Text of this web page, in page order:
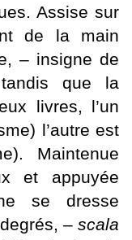
Assise sur
de la main
– insigne de
que la
livres, l’un
l’autre est
Maintenue
et appuyée
se dresse
– scala